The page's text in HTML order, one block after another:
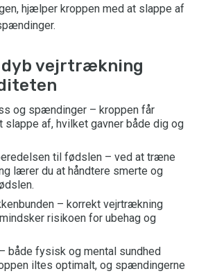
hjælper kroppen med at slappe af
dyb vejrtrækning
og spændinger – kroppen får
slappe af, hvilket gavner både dig og
til fødslen – ved at træne
lærer du at håndtere smerte og
– korrekt vejrtrækning
risikoen for ubehag og
både fysisk og mental sundhed
iltes optimalt, og spændingerne